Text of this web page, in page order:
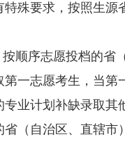
殊要求，按照生源
顺序志愿投档的省
第一志愿考生，当第
业计划补缺录取其
（自治区、直辖市